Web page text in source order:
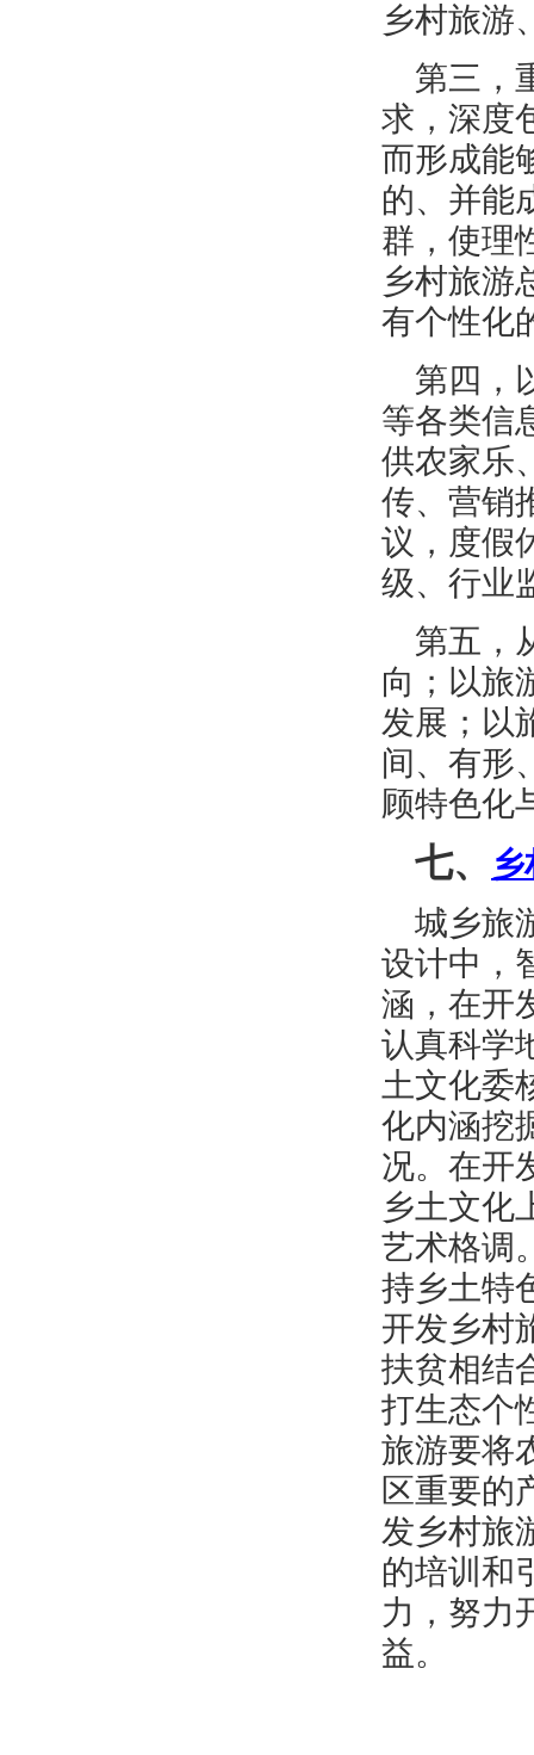
乡村旅游
第三，
求，深度
而形成能
的、并能
群，使理
乡村旅游
有个性化
第四，
等各类信
供农家乐
传、营销
议，度假
级、行业
第五，
向；以旅
发展；以
间、有形
顾特色化
七、
城乡旅
设计中，
涵，在开
认真科学
土文化委
化内涵挖
况。在开
乡土文化
艺术格调
持乡土特
开发乡村
扶贫相结
打生态个
旅游要将
区重要的
发乡村旅
的培训和
力，努力
益。